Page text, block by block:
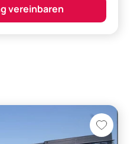
vereinbaren